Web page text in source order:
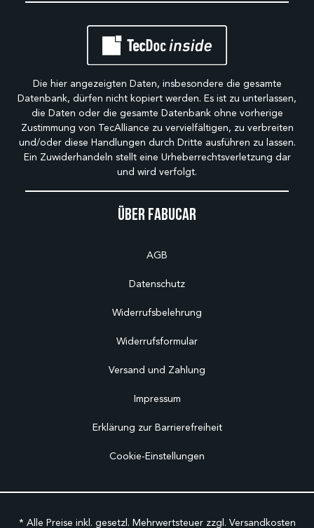
Über Fabucar
AGB
Datenschutz
Widerrufsbelehrung
Widerrufsformular
Versand und Zahlung
Impressum
Erklärung zur Barrierefreiheit
Cookie-Einstellungen
Die hier angezeigten Daten, insbesondere die gesamte
Datenbank, dürfen nicht kopiert werden. Es ist zu unterlassen,
die Daten oder die gesamte Datenbank ohne vorherige
Zustimmung von TecAlliance zu vervielfältigen, zu verbreiten
und/oder diese Handlungen durch Dritte ausführen zu lassen.
Ein Zuwiderhandeln stellt eine Urheberrechtsverletzung dar
und wird verfolgt.
* Alle Preise inkl. gesetzl. Mehrwertsteuer zzgl. Versandkosten